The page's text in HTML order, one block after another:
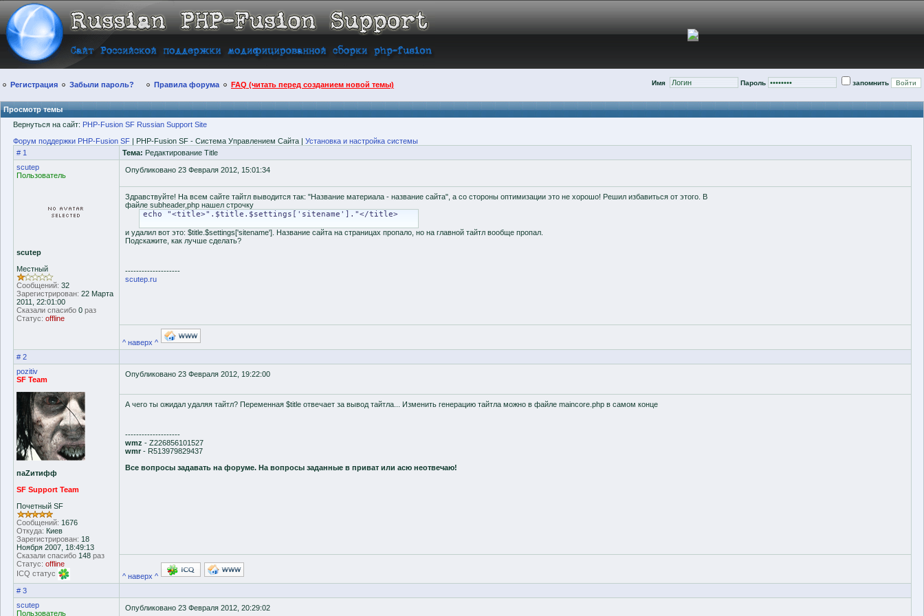
Регистрация Забыли пароль? Правила форума FAQ (читать перед созданием новой темы) Имя Пароль запомнить
Просмотр темы
Вернуться на сайт: PHP-Fusion SF Russian Support Site
Форум поддержки PHP-Fusion SF| PHP-Fusion SF - Система Управлением Сайта | Установка и настройка системы
# 1
Тема: Редактирование Title
scutep
Пользователь
scutep
Местный
Сообщений: 32
Зарегистрирован: 22 Марта
2011, 22:01:00
Сказали спасибо 0раз
Статус: offline
Опубликовано 23 Февраля 2012, 15:01:34
Здравствуйте! На всем сайте тайтл выводится так: "Название материала - название сайта", а со стороны оптимизации это не хорошо! Решил избавиться от этого. В
файле subheader,php нашел строчку
echo "<title>".$title.$settings['sitename']."</title>
и удалил вот это: $title.$settings['sitename']. Название сайта на страницах пропало, но на главной тайтл вообще пропал.
Подскажите, как лучше сделать?
--------------------
scutep.ru
^ наверх ^
# 2
pozitiv
SF Team
паZитифф
SF Support Team
Почетный SF
Сообщений: 1676
Откуда: Киев
Зарегистрирован: 18
Ноября 2007, 18:49:13
Сказали спасибо 148раз
Статус: offline
ICQ статус
Опубликовано 23 Февраля 2012, 19:22:00
А чего ты ожидал удаляя тайтл? Переменная $title отвечает за вывод тайтла... Изменить генерацию тайтла можно в файле maincore.php в самом конце
--------------------
wmz - Z226856101527
wmr- R513979829437
Все вопросы задавать на форуме. На вопросы заданные в приват или асю неотвечаю!
^ наверх ^
# 3
scutep
Пользователь
Опубликовано 23 Февраля 2012, 20:29:02